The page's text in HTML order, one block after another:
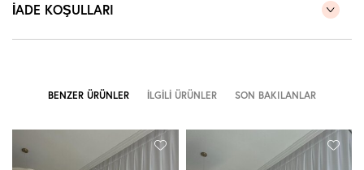
İADE KOŞULLARI
BENZER ÜRÜNLER İLGILI ÜRÜNLER SON BAKILANLAR